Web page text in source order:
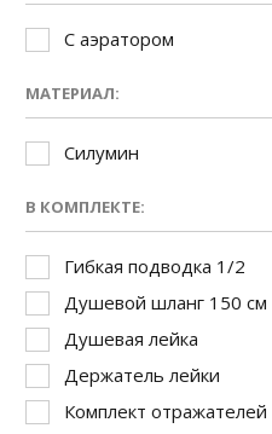
С аэратором
МАТЕРИАЛ:
Силумин
В КОМПЛЕКТЕ:
Гибкая подводка 1/2
Душевой шланг 150 см
Душевая лейка
Держатель лейки
Комплект отражателей